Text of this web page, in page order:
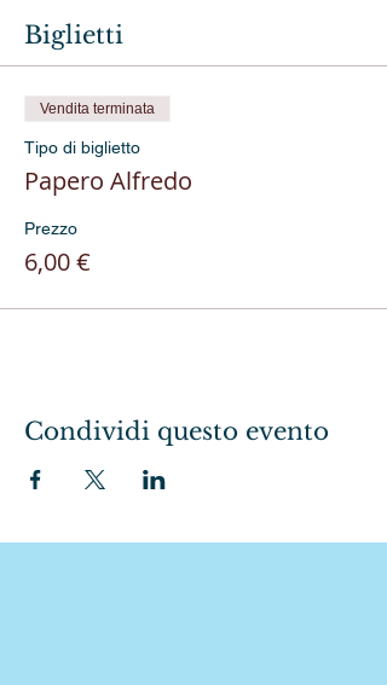
Biglietti
Vendita terminata
Tipo di biglietto
Papero Alfredo
Prezzo
6,00 €
Condividi questo evento